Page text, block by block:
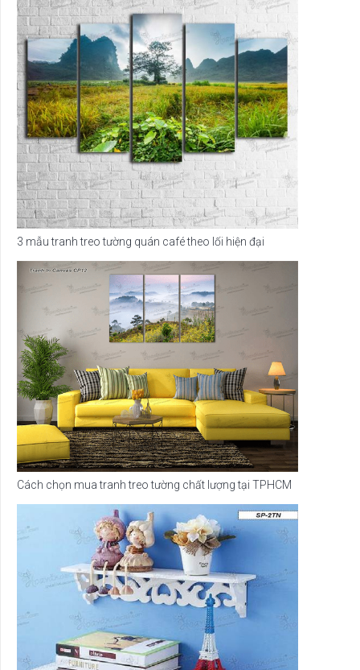
3 mẫu tranh treo tường quán café theo lối hiện đại
Cách chọn mua tranh treo tường chất lượng tại TPHCM